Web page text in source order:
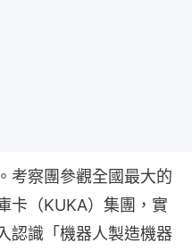
考察團參觀全國最大的
卡（KUKA）集團，實
認識「機器人製造機器